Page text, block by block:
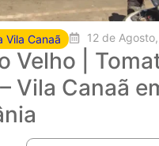
Vila Canaã 12 de
Velho |
Vila Canaã